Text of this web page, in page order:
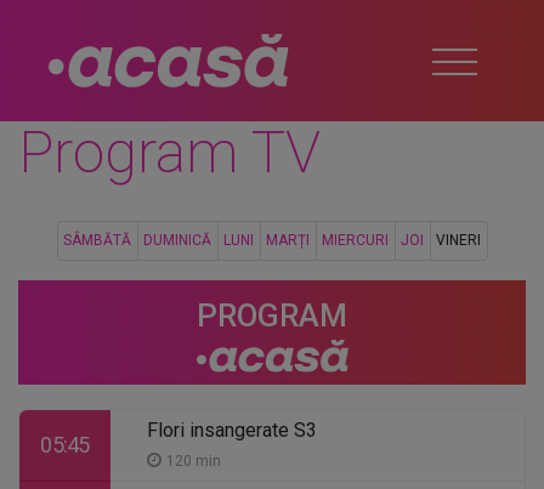
Program TV
SÂMBĂTĂ DUMINICĂ LUNI MARȚI MIERCURI JOI VINERI
PROGRAM
05:45
Flori insangerate S3
120 min